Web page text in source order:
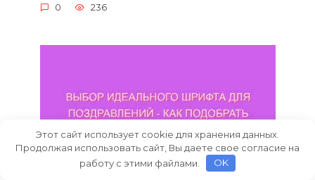
0 236
Этот сайт использует cookie для хранения данных.
Продолжая использовать сайт, Вы даете свое согласие на
работу с этими файлами.
OK